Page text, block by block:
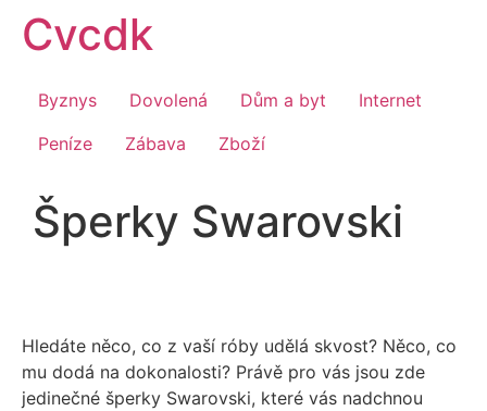
PřejítCvcdk
Byznys Dovolená Dům a byt
Internet
Peníze
Zábava Zboží
Šperky Swarovski
Hledáte něco, co z vaší róby udělá skvost? Něco, co
mu dodá na dokonalosti? Právě pro vás jsou zde
jedinečné šperky Swarovski, které vás nadchnou